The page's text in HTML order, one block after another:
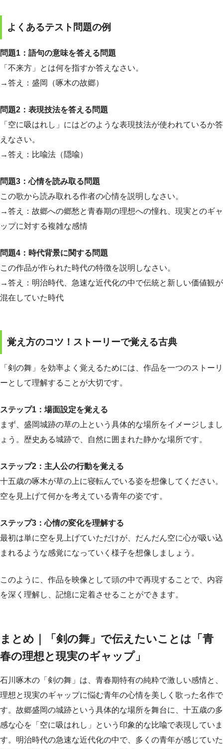
よくあるテスト問題の例
問題1：語句の意味を答える問題
「不来方」とは何を指すか答えなさい。
→答え：盛岡（啄木の故郷）
問題2：表現技法を答える問題
「空に吸はれし」にはどのような表現技法が使われているか答
えなさい。
→答え：比喩法（隠喩）
問題3：心情を読み取る問題
この歌から読み取れる作者の心情を説明しなさい。
→答え：故郷への郷愁と青春期の理想への憧れ、現実とのギャ
ップに対する複雑な感情
問題4：時代背景に関する問題
この作品が作られた時代の特徴を説明しなさい。
→答え：明治時代、急速な近代化の中で伝統と新しい価値観が
混在していた時代
覚え方のコツ！ストーリーで覚える古典
「剣の舞」を効率よく覚えるためには、作品を一つのストーリ
ーとして理解することが大切です。
ステップ1：場面設定を覚える
まず、盛岡城跡の草の上という具体的な場所をイメージしまし
ょう。歴史ある城跡で、自然に囲まれた静かな場所です。
ステップ2：主人公の行動を覚える
十五歳の啄木が草の上に寝転んでいる姿を想像してください。
空を見上げて何かを考えている青年の姿です。
ステップ3：心情の変化を理解する
最初は単に空を見上げていただけが、だんだん空に心が吸い込
まれるような感覚になっていく様子を想像しましょう。
このように、作品を映像として頭の中で再現することで、内容
を深く理解し、記憶に定着させることができます。
まとめ｜「剣の舞」で伝えたいことは「青
春の理想と現実のギャップ」
石川啄木の「剣の舞」は、青春期特有の純粋で激しい感情と、
理想と現実のギャップに悩む青年の心情を美しく歌った名作で
す。故郷盛岡の城跡という具体的な場所を舞台に、十五歳の多
感な心を「空に吸はれし」という印象的な比喩で表現していま
す。明治時代の急速な近代化の中で、多くの青年が感じていた